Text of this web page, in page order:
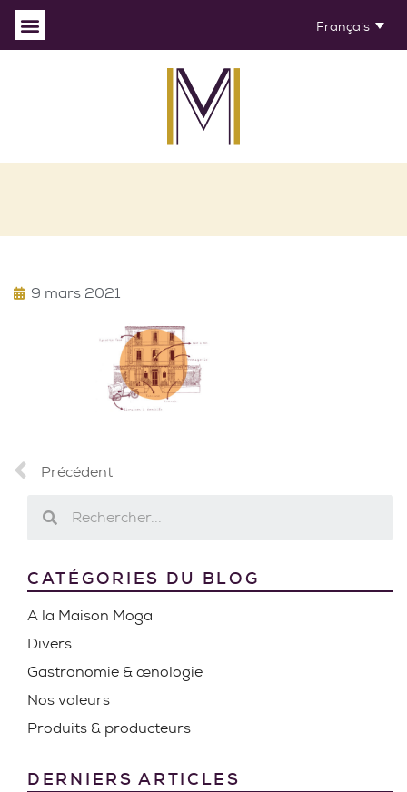
Français
9 mars 2021
Précédent
CATÉGORIES DU BLOG
A la Maison Moga
Divers
Gastronomie & œnologie
Nos valeurs
Produits & producteurs
DERNIERS ARTICLES